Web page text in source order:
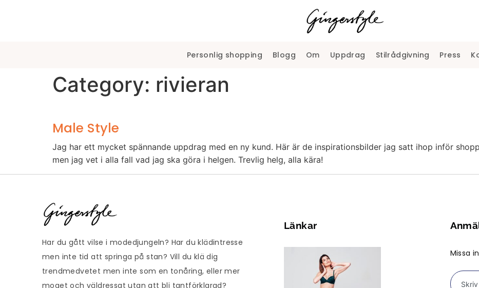
Personlig shopping Blogg Om Uppdrag Stilrådgivning Press
Category: rivieran
Male Style
Jag har ett mycket spännande uppdrag med en ny kund. Här är de inspirationsbilder jag satt ihop inför
men jag vet i alla fall vad jag ska göra i helgen. Trevlig helg, alla kära!
Har du gått vilse i modedjungeln? Har du klädintresse
men inte tid att springa på stan? Vill du klä dig
trendmedvetet men inte som en tonåring, eller mer
moget och väldressat utan att bli tantförklarad?
Länkar
Missa